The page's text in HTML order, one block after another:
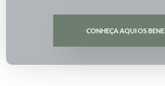
CONHEÇA AQUI OS